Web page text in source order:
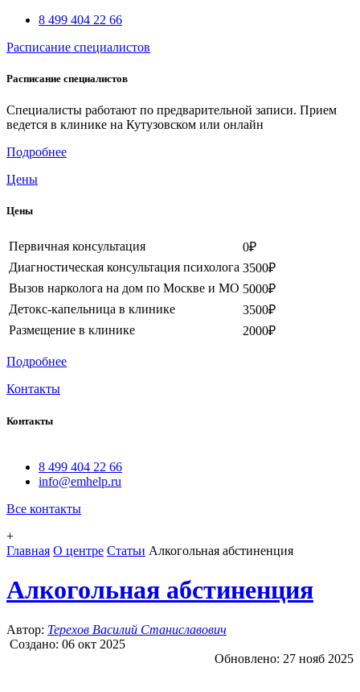
8 499 404 22 66
Расписание специалистов
Расписание специалистов
Специалисты работают по предварительной записи. Прием
ведется в клинике на Кутузовском или онлайн
Подробнее
Цены
Цены
Первичная консультация
0₽
Диагностическая консультация психолога 3500₽
Вызов нарколога на дом по Москве и МО 5000₽
Детокс-капельница в клинике
3500₽
Размещение в клинике
2000₽
Подробнее
Контакты
Контакты
8 499 404 22 66
info@emhelp.ru
Все контакты
+
Главная О центре Статьи Алкогольная абстиненция
Алкогольная абстиненция
Автор: Терехов Василий Станиславович
Создано: 06 окт 2025
Обновлено: 27 нояб 2025